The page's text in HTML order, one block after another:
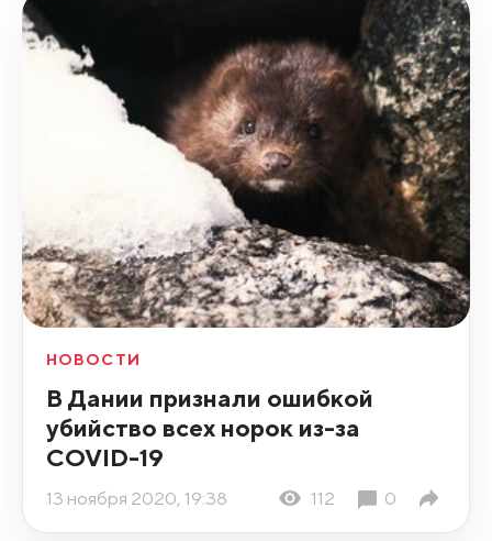
НОВОСТИ
В Дании признали ошибкой
убийство всех норок из-за
COVID-19
13 ноября 2020, 19:38 112 0